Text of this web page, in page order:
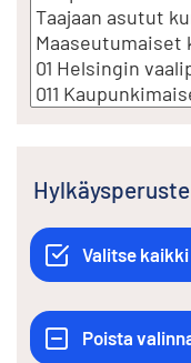
Hylkäysperuste